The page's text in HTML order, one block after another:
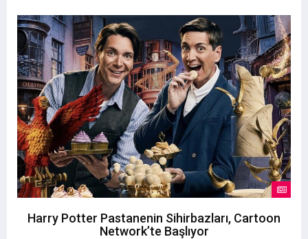
Harry Potter Pastanenin Sihirbazları, Cartoon
Network’te Başlıyor